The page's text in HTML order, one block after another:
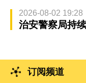
2026-08-02 19:28
治安警察局持
订阅频道